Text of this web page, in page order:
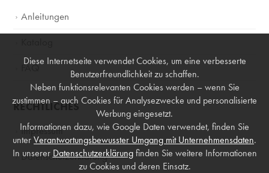
Anleitungen
FAQ
RECHTLICHES
Impressum
Datenschutzerklärung
Diese Internetseite verwendet Cookies, um eine verbesserte
Benutzerfreundlichkeit zu schaffen.
Neben funktionsrelevanten Cookies werden – wenn Sie
zustimmen – auch Cookies für Analysezwecke und personalisierte
Werbung eingesetzt.
Informationen dazu, wie Google Daten verwendet, finden Sie
unterVerantwortungsbewusster Umgang mit Unternehmensdaten.
In unserer Datenschutzerklärungfinden Sie weitere Informationen
zu Cookies und deren Einsatz.